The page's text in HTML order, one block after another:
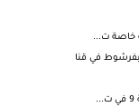
خاصة ت...
في قنا